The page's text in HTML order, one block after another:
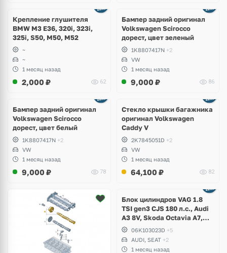
Крепление глушителя
BMW M3 E36, 320i, 323i,
325i, S50, M50, M52
~
~
1 месяц назад
2,000 ₽ 62
Бампер задний оригинал
Volkswagen Scirocco
дорест, цвет зеленый
1K8807417N +2
VW
1 месяц назад
9,000 ₽ 86
Бампер задний оригинал
Volkswagen Scirocco
дорест, цвет белый
1K8807417N +2
VW
1 месяц назад
9,000 ₽ 78
Стекло крышки багажника
оригинал Volkswagen
Caddy V
2K7845051D +2
VW
1 месяц назад
64,100 ₽ 82
2 фото
Блок цилиндров VAG 1.8
TSI gen3 CJS 180 л.с., Audi
A3 8V, Skoda Octavia A7,
Superb, Volkswagen Passat
B8, Golf VII Alltrack, Seat
Leon
06K103023D +5
AUDI, SEAT +2
1 месяц назад